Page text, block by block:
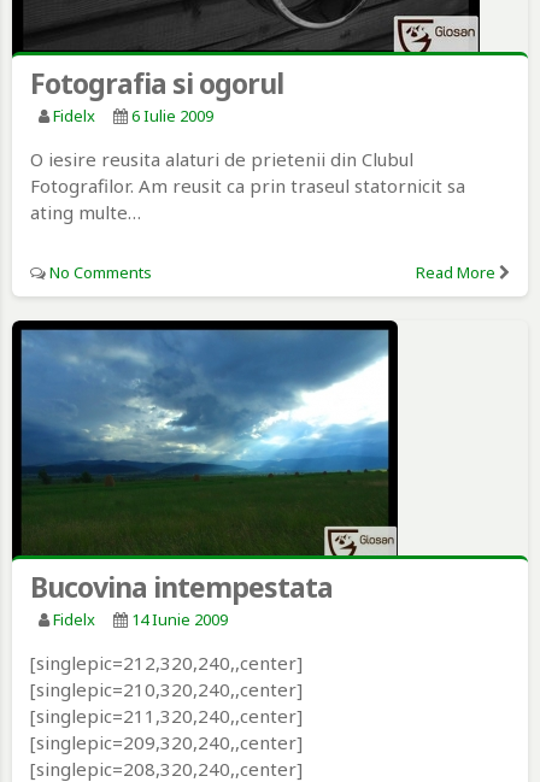
Fotografia si ogorul
Fidelx 6 Iulie 2009
O iesire reusita alaturi de prietenii din Clubul
Fotografilor. Am reusit ca prin traseul statornicit sa
ating multe…
No Comments Read More
Bucovina intempestata
Fidelx 14 Iunie 2009
[singlepic=212,320,240,,center]
[singlepic=210,320,240,,center]
[singlepic=211,320,240,,center]
[singlepic=209,320,240,,center]
[singlepic=208,320,240,,center]